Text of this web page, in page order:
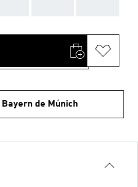
de Múnich